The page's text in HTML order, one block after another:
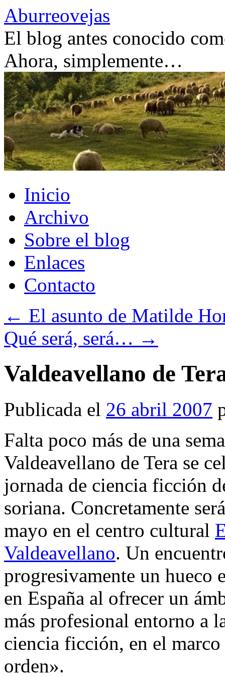
Saltar
al
contenido
Aburreovejas
El blog antes conocido
Ahora, simplemente…
Inicio
Archivo
Sobre el blog
Enlaces
Contacto
← El asunto de Matilde
Qué será, será… →
Valdeavellano de
Publicada el 26 abril 2007
Falta poco más de una
Valdeavellano de Tera se
jornada de ciencia ficción
soriana. Concretamente
mayo en el centro cultural
Valdeavellano. Un
progresivamente un hueco
en España al ofrecer un
más profesional entorno a
ciencia ficción, en el
orden».